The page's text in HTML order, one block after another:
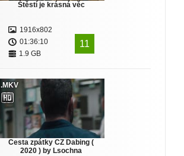
Štěstí je krásná věc
1916x802
01:36:10
1.9 GB
11
.MKV
Cesta zpátky CZ Dabing (
2020 ) by Lsochna